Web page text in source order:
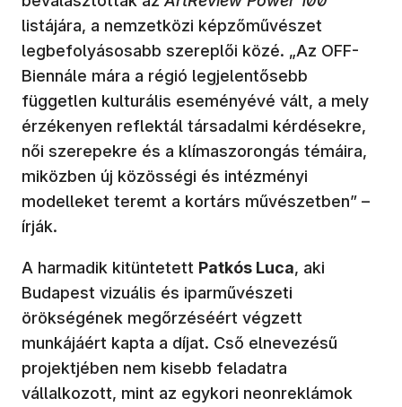
listájára, a nemzetközi képzőművészet
legbefolyásosabb szereplői közé. „Az OFF-
Biennále mára a régió legjelentősebb
független kulturális eseményévé vált, a mely
érzékenyen reflektál társadalmi kérdésekre,
női szerepekre és a klímaszorongás témáira,
miközben új közösségi és intézményi
modelleket teremt a kortárs művészetben” –
írják.
A harmadik kitüntetett Patkós Luca, aki
Budapest vizuális és iparművészeti
örökségének megőrzéséért végzett
munkájáért kapta a díjat. Cső elnevezésű
projektjében nem kisebb feladatra
vállalkozott, mint az egykori neonreklámok